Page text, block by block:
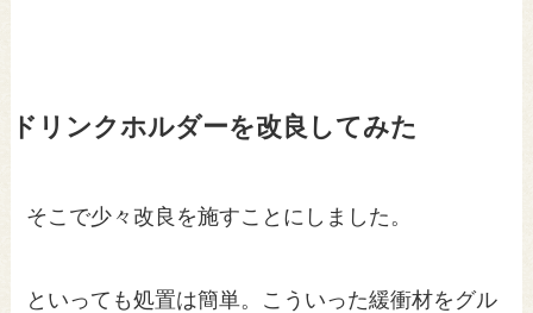
ドリンクホルダーを改良してみた
そこで少々改良を施すことにしました。
といっても処置は簡単。こういった緩衝材をグル